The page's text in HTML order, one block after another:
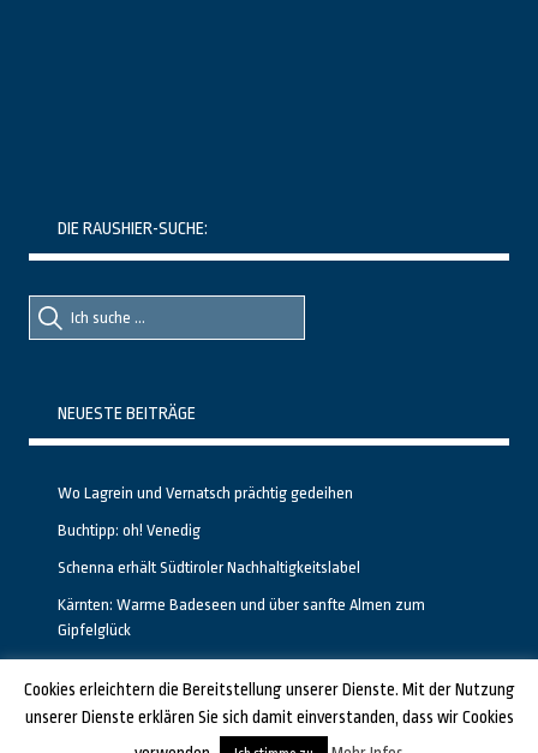
DIE RAUSHIER-SUCHE:
Suche
nach::
Suche
nach:
NEUESTE BEITRÄGE
Wo Lagrein und Vernatsch prächtig gedeihen
Buchtipp: oh! Venedig
Schenna erhält Südtiroler Nachhaltigkeitslabel
Kärnten: Warme Badeseen und über sanfte Almen zum
Gipfelglück
GESTALTET UND PROGRAMMIERT VON ALBERTO & FRANZ BEI LUCID.BERLIN
Cookies erleichtern die Bereitstellung unserer Dienste. Mit der Nutzung
unserer Dienste erklären Sie sich damit einverstanden, dass wir Cookies